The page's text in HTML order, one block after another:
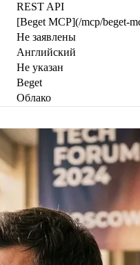
REST API
[Beget MCP](/mcp/beget-
Не заявлены
Английский
Не указан
Beget
Облако